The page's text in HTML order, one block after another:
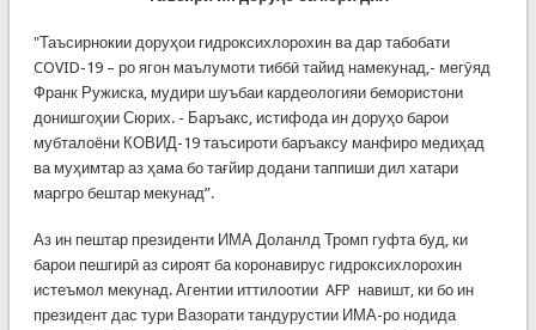
"Таъсирнокии доруҳои гидроксихлорохин ва дар табобати
COVID-19 – ро ягон маълумоти тиббӣ тайид намекунад,- мегӯяд
Франк Ружиска, мудири шуъбаи кардеологияи бемористони
донишгоҳии Сюрих. - Баръакс, истифода ин доруҳо барои
мубталоёни КОВИД-19 таъсироти баръаксу манфиро медиҳад
ва муҳимтар аз ҳама бо тағйир додани таппиши дил хатари
маргро бештар мекунад”.
Аз ин пештар президенти ИМА Доланлд Тромп гуфта буд, ки
барои пешгирӣ аз сироят ба коронавирус гидроксихлорохин
истеъмол мекунад. Агентии иттилоотии AFP навишт, ки бо ин
президент дас тури Вазорати тандурустии ИМА-ро нодида